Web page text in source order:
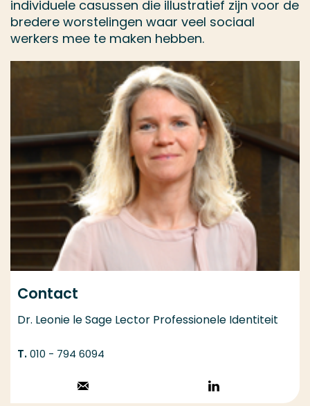
individuele casussen die illustratief zijn voor de
bredere worstelingen waar veel sociaal
werkers mee te maken hebben.
Contact
Dr. Leonie le Sage Lector Professionele Identiteit
010 - 794 6094
Stuur een email
Volg op